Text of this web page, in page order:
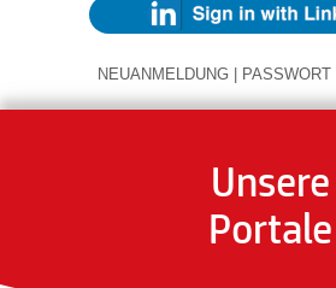
NEUANMELDUNG |
Unsere
Portale